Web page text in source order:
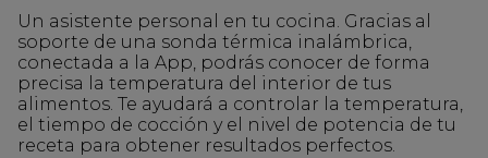
Un asistente personal en tu cocina. Gracias al
soporte de una sonda térmica inalámbrica,
conectada a la App, podrás conocer de forma
precisa la temperatura del interior de tus
alimentos. Te ayudará a controlar la temperatura,
el tiempo de cocción y el nivel de potencia de tu
receta para obtener resultados perfectos.